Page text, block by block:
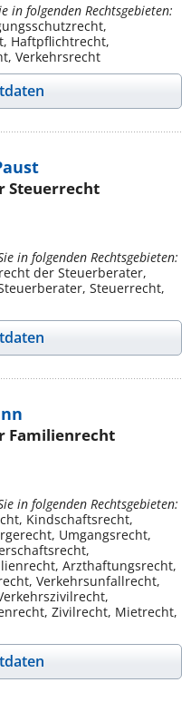
in folgenden Rechtsgebieten:
Haftpflichtrecht,
Verkehrsrecht
Steuerrecht
in folgenden Rechtsgebieten:
der Steuerberater,
Steuerrecht,
Familienrecht
in folgenden Rechtsgebieten:
Kindschaftsrecht,
Umgangsrecht,
Arzthaftungsrecht,
Verkehrsunfallrecht,
Zivilrecht, Mietrecht,